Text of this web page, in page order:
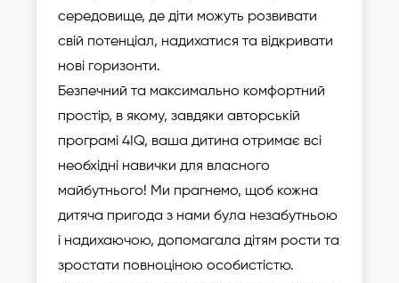
середовище, де діти можуть розвивати
свій потенціал, надихатися та відкривати
нові горизонти.
Безпечний та максимально комфортний
простір, в якому, завдяки авторській
програмі 4IQ, ваша дитина отримає всі
необхідні навички для власного
майбутнього! Ми прагнемо, щоб кожна
дитяча пригода з нами була незабутньою
і надихаючою, допомагала дітям рости та
зростати повноціною особистістю.